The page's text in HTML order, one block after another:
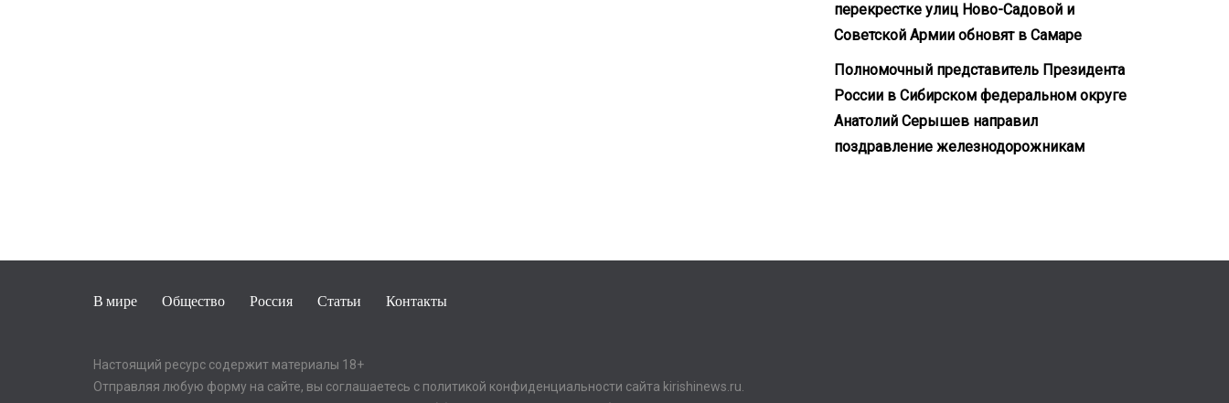
перекрестке улиц Ново-Садовой и
Советской Армии обновят в Самаре
Полномочный представитель Президента
России в Сибирском федеральном округе
Анатолий Серышев направил
поздравление железнодорожникам
В мире Общество Россия Статьи Контакты
Настоящий ресурс содержит материалы 18+
Отправляя любую форму на сайте, вы соглашаетесь с политикой конфиденциальности сайта kirishinews.ru.